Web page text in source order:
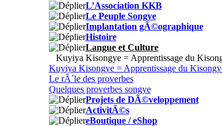
L’Association KKB
Le Peuple Songye
Implantation gÃ©ographique
Histoire
Langue et Culture
Kuyiya Kisongye = Apprentissage du
Kuyiya Kisongye = Apprentissage du
Le rÃ´le des proverbes
Quelques proverbes songye
Projets de DÃ©veloppement
ActivitÃ©s
eBoutique / eShop